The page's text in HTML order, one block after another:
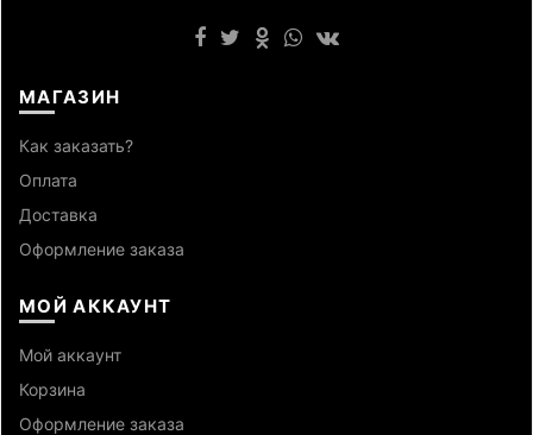
МАГАЗИН
Как заказать?
Оплата
Доставка
Оформление заказа
МОЙ АККАУНТ
Мой аккаунт
Корзина
Оформление заказа